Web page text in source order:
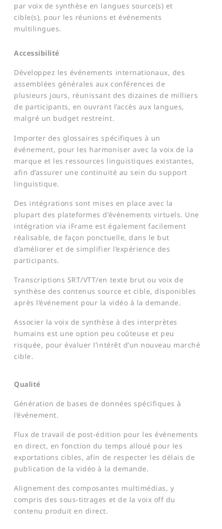
par voix de synthèse en langues source(s) et
cible(s), pour les réunions et événements
multilingues.
Accessibilité
​Développez les événements internationaux, des
assemblées générales aux conférences de
plusieurs jours, réunissant des dizaines de milliers
de participants, en ouvrant l’accès aux langues,
malgré un budget restreint. ​
Importer des glossaires spécifiques à un
événement, pour les harmoniser avec la voix de la
marque et les ressources linguistiques existantes,
afin d’assurer une continuité au sein du support
linguistique.
Des intégrations sont mises en place avec la
plupart des plateformes d’événements virtuels. Une
intégration via iFrame est également facilement
réalisable, de façon ponctuelle, dans le but
d’améliorer et de simplifier l’expérience des
participants.
Transcriptions SRT/VTT/en texte brut ou voix de
synthèse des contenus source et cible, disponibles
après l’événement pour la vidéo à la demande.
Associer la voix de synthèse à des interprètes
humains est une option peu coûteuse et peu
risquée, pour évaluer l’intérêt d’un nouveau marché
cible.
Qualité
Génération de bases de données spécifiques à
l’événement.
Flux de travail de post-édition pour les événements
en direct, en fonction du temps alloué pour les
exportations cibles, afin de respecter les délais de
publication de la vidéo à la demande.
Alignement des composantes multimédias, y
compris des sous-titrages et de la voix off du
contenu produit en direct.